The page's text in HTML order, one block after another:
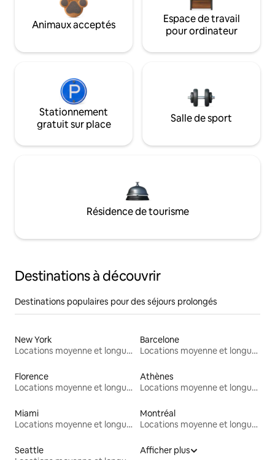
Animaux acceptés
Espace de travail
pour ordinateur
Stationnement
gratuit sur place
Salle de sport
Résidence de tourisme
Destinations à découvrir
Destinations populaires pour des séjours prolongés
New York
Locations moyenne et longue durée
Barcelone
Locations moyenne et longue durée
Florence
Locations moyenne et longue durée
Athènes
Locations moyenne et longue durée
Miami
Locations moyenne et longue durée
Montréal
Locations moyenne et longue durée
Seattle
Afficher plus